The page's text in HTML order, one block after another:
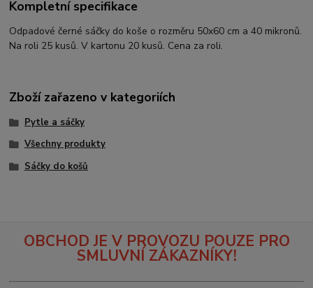
Kompletní specifikace
Odpadové černé sáčky do koše o rozměru 50x60 cm a 40 mikronů.
Na roli 25 kusů. V kartonu 20 kusů. Cena za roli.
Zboží zařazeno v kategoriích
Pytle a sáčky
Všechny produkty
Sáčky do košů
OBCHOD JE V PROVOZU POUZE PRO
SMLUVNÍ ZÁKAZNÍKY!